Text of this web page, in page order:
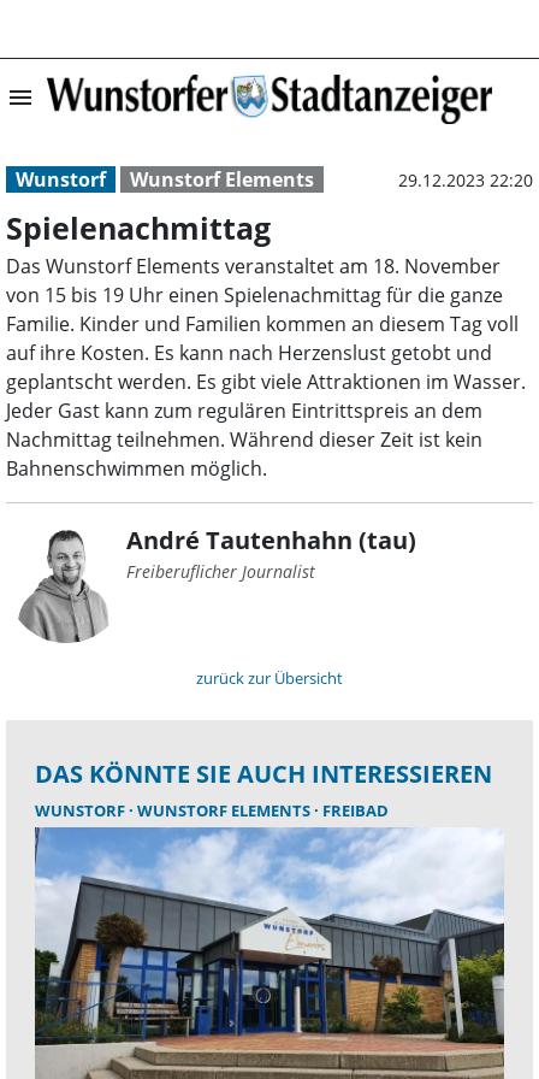
menu
Wunstorf Wunstorf Elements 29.12.2023 22:20
Spielenachmittag
Das Wunstorf Elements veranstaltet am 18. November
von 15 bis 19 Uhr einen Spielenachmittag für die ganze
Familie. Kinder und Familien kommen an diesem Tag voll
auf ihre Kosten. Es kann nach Herzenslust getobt und
geplantscht werden. Es gibt viele Attraktionen im Wasser.
Jeder Gast kann zum regulären Eintrittspreis an dem
Nachmittag teilnehmen. Während dieser Zeit ist kein
Bahnenschwimmen möglich.
André Tautenhahn (tau)
Freiberuflicher Journalist
zurück zur Übersicht
DAS KÖNNTE SIE AUCH INTERESSIEREN
WUNSTORF WUNSTORF ELEMENTS FREIBAD